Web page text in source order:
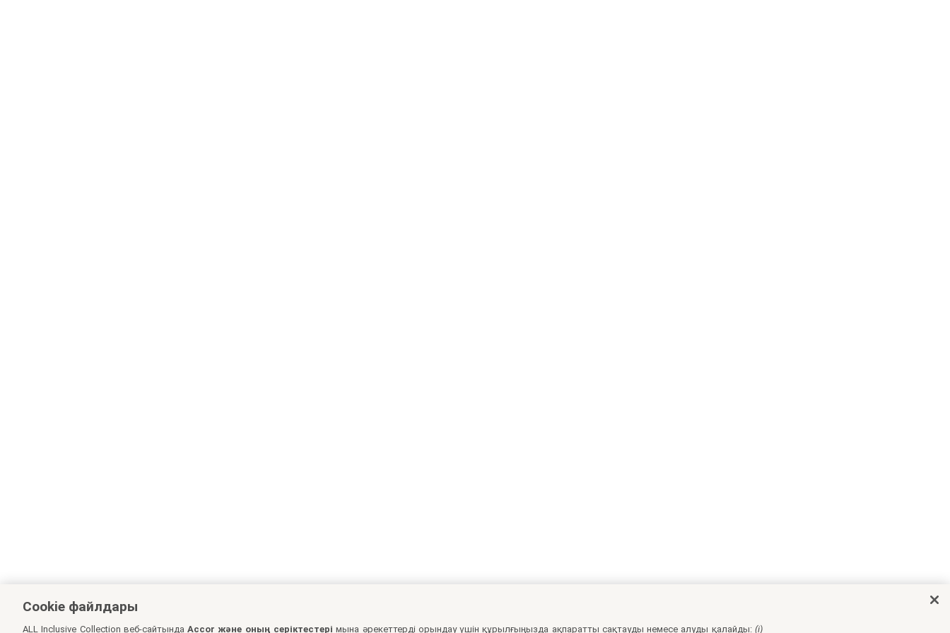
Cookie файлдары
ALL Inclusive Collection веб-сайтындаAccor және оның серіктестері мына әрекеттерді орындау үшін құрылғыңызда ақпаратты сақтауды немесе алуды қалайды:(i)